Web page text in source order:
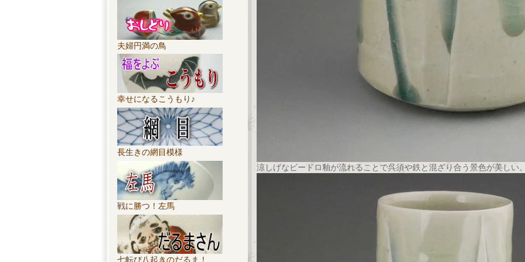
夫婦円満の鳥
幸せになるこうもり♪
長生きの網目模様
戦に勝つ！左馬
七転び八起きのだるま！
涼しげなビードロ釉が流れることで呉須や鉄と混ざり合う景色が美しい